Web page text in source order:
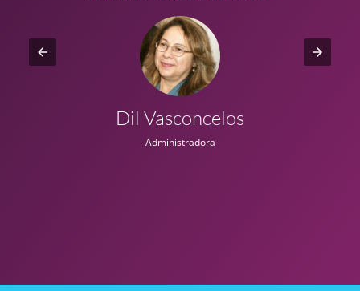
Dil Vasconcelos
Administradora